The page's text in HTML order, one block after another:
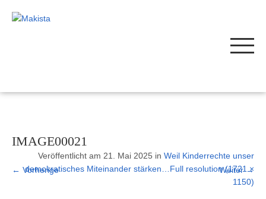
IMAGE00021
Veröffentlicht am 21. Mai 2025 in Weil Kinderrechte unser
demokratisches Miteinander stärken… Full resolution (1721 ×
1150)
← Vorherige Weiter→